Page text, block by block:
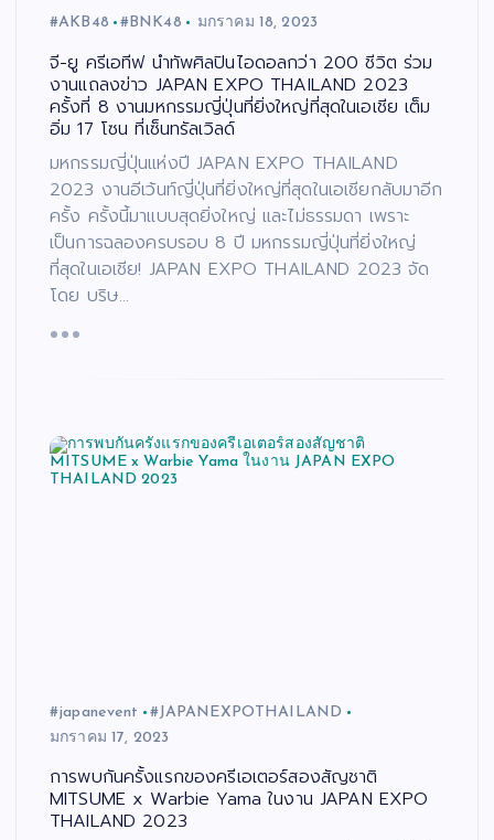
#AKB48 #BNK48 มกราคม 18, 2023
จี-ยู ครีเอทีฟ นำทัพศิลปินไอดอลกว่า 200 ชีวิต ร่วม
งานแถลงข่าว JAPAN EXPO THAILAND 2023
ครั้งที่ 8 งานมหกรรมญี่ปุ่นที่ยิ่งใหญ่ที่สุดในเอเชีย เต็ม
อิ่ม 17 โซน ที่เซ็นทรัลเวิลด์
มหกรรมญี่ปุ่นแห่งปี JAPAN EXPO THAILAND
2023 งานอีเว้นท์ญี่ปุ่นที่ยิ่งใหญ่ที่สุดในเอเชียกลับมาอีก
ครั้ง ครั้งนี้มาแบบสุดยิ่งใหญ่ และไม่ธรรมดา เพราะ
เป็นการฉลองครบรอบ 8 ปี มหกรรมญี่ปุ่นที่ยิ่งใหญ่
ที่สุดในเอเชีย! JAPAN EXPO THAILAND 2023 จัด
โดย บริษ…
#japanevent
#JAPANEXPOTHAILAND
มกราคม 17, 2023
การพบกันครั้งแรกของครีเอเตอร์สองสัญชาติ
MITSUME x Warbie Yama ในงาน JAPAN EXPO
THAILAND 2023